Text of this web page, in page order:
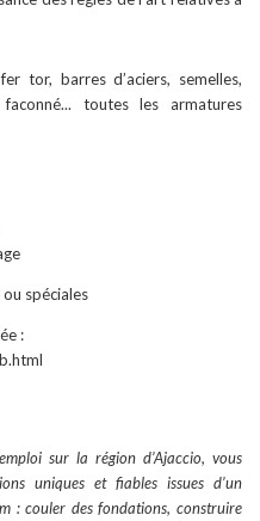
spéciales
:
sur la région d’Ajaccio, vous
uniques et fiables issues d’un
:couler des fondations, construire